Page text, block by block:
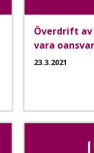
Överdrift
vara
23.3.2021